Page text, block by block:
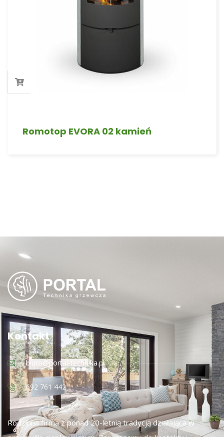
Romotop EVORA 02 kamień
Kontakt
biuro@portal-technika.pl
692 761 442
Rodzinna firma z ponad 20-letnią tradycją działająca w